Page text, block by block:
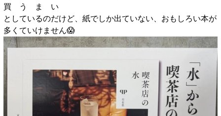
買 う ま い
としているのだけど、紙でしか出ていない、おもしろい本が
多くていけません😱